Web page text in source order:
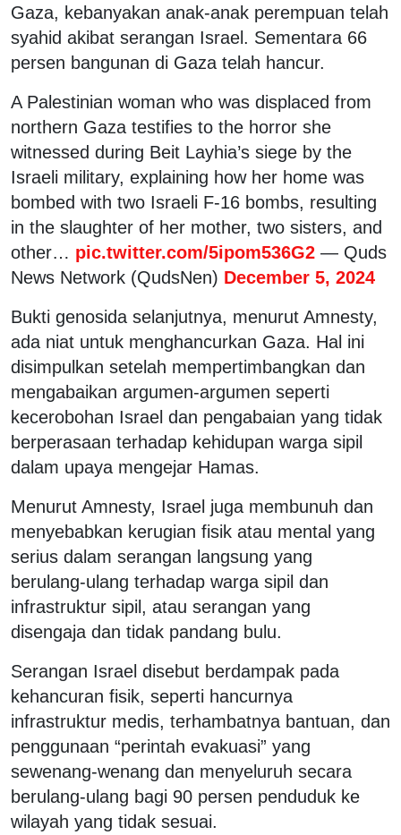
Gaza, kebanyakan anak-anak perempuan telah
syahid akibat serangan Israel. Sementara 66
persen bangunan di Gaza telah hancur.
A Palestinian woman who was displaced from
northern Gaza testifies to the horror she
witnessed during Beit Layhia’s siege by the
Israeli military, explaining how her home was
bombed with two Israeli F-16 bombs, resulting
in the slaughter of her mother, two sisters, and
other… pic.twitter.com/5ipom536G2 — Quds
News Network (QudsNen) December 5, 2024
Bukti genosida selanjutnya, menurut Amnesty,
ada niat untuk menghancurkan Gaza. Hal ini
disimpulkan setelah mempertimbangkan dan
mengabaikan argumen-argumen seperti
kecerobohan Israel dan pengabaian yang tidak
berperasaan terhadap kehidupan warga sipil
dalam upaya mengejar Hamas.
Menurut Amnesty, Israel juga membunuh dan
menyebabkan kerugian fisik atau mental yang
serius dalam serangan langsung yang
berulang-ulang terhadap warga sipil dan
infrastruktur sipil, atau serangan yang
disengaja dan tidak pandang bulu.
Serangan Israel disebut berdampak pada
kehancuran fisik, seperti hancurnya
infrastruktur medis, terhambatnya bantuan, dan
penggunaan “perintah evakuasi” yang
sewenang-wenang dan menyeluruh secara
berulang-ulang bagi 90 persen penduduk ke
wilayah yang tidak sesuai.